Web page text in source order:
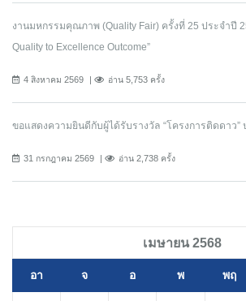
งานมหกรรมคุณภาพ (Quality Fair) ครั้งที่ 25 ประจำปี
Quality to Excellence Outcome”
4 สิงหาคม 2569 อ่าน 5,753 ครั้ง
ขอแสดงความยินดีกับผู้ได้รับรางวัล “โครงการติดดาว”
31 กรกฎาคม 2569 อ่าน 2,738 ครั้ง
เมษายน 2568
อา จ อ พ พฤ